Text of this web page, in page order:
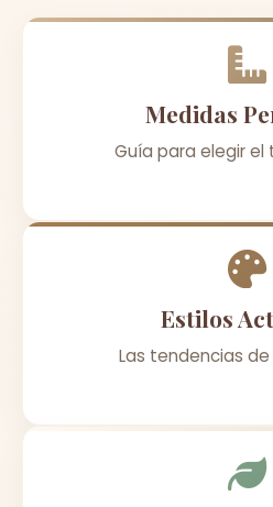
Medidas
Guía para elegir
Estilos
Las tendencias